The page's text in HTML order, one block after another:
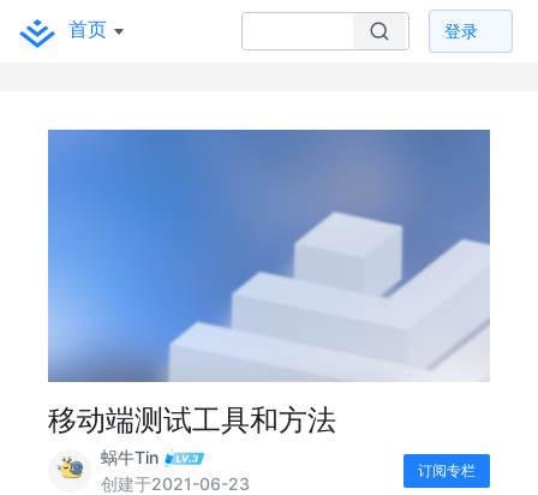
首页 登录
移动端测试工具和方法
蜗牛Tin
创建于2021-06-23
订阅专栏